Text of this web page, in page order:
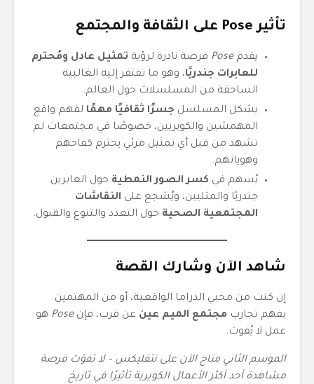
تأثير Pose على الثقافة والمجتمع
يقدمPose فرصة نادرة لرؤية تمثيل عادل ومُحترم
للعابرات جندريًا، وهو ما تفتقر إليه الغالبية
الساحقة من المسلسلات حول العالم.
يشكل المسلسل جسرًا ثقافيًا مهمًا لفهم واقع
المهمشين والكويريين، خصوصًا في مجتمعات لم
تشهد من قبل أي تمثيل مرئي يحترم كفاحهم
وهوياتهم.
يُسهم في كسر الصور النمطية حول العابرين
جندريًا والمثليين، ويُشجع على النقاشات
المجتمعية الصحية حول التعدد والتنوع والقبول.
شاهد الآن وشارك القصة
إن كنت من محبي الدراما الواقعية، أو من المهتمين
بفهم تجارب مجتمع الميم عين عن قرب، فإنPose هو
عمل لا يُفوت.
الموسم الثاني متاح الآن على نتفليكس – لا تفوّت فرصة
مشاهدة أحد أكثر الأعمال الكويرية تأثيرًا في تاريخ